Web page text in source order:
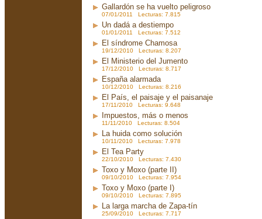
Gallardón se ha vuelto peligroso
07/01/2011 Lecturas: 7.815
Un dadá a destiempo
01/01/2011 Lecturas: 7.512
El síndrome Chamosa
19/12/2010 Lecturas: 8.207
El Ministerio del Jumento
17/12/2010 Lecturas: 8.717
España alarmada
10/12/2010 Lecturas: 8.216
El País, el paisaje y el paisanaje
17/11/2010 Lecturas: 9.648
Impuestos, más o menos
11/11/2010 Lecturas: 8.504
La huida como solución
10/11/2010 Lecturas: 7.978
El Tea Party
22/10/2010 Lecturas: 7.430
Toxo y Moxo (parte II)
09/10/2010 Lecturas: 7.954
Toxo y Moxo (parte I)
09/10/2010 Lecturas: 7.895
La larga marcha de Zapa-tín
25/09/2010 Lecturas: 7.717